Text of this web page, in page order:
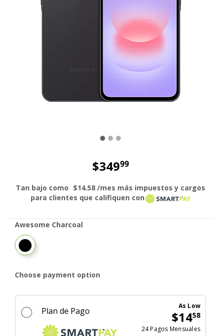
$34999
El precio es dollar 349 and 99 cent
Tan bajo como $14.58 /mes más impuestos y cargos
para clientes que califiquen con
Awesome Charcoal
Awesome Charcoal
Choose payment option
Plan de Pago As Low
$1458
El
24 Pagos Mensuales